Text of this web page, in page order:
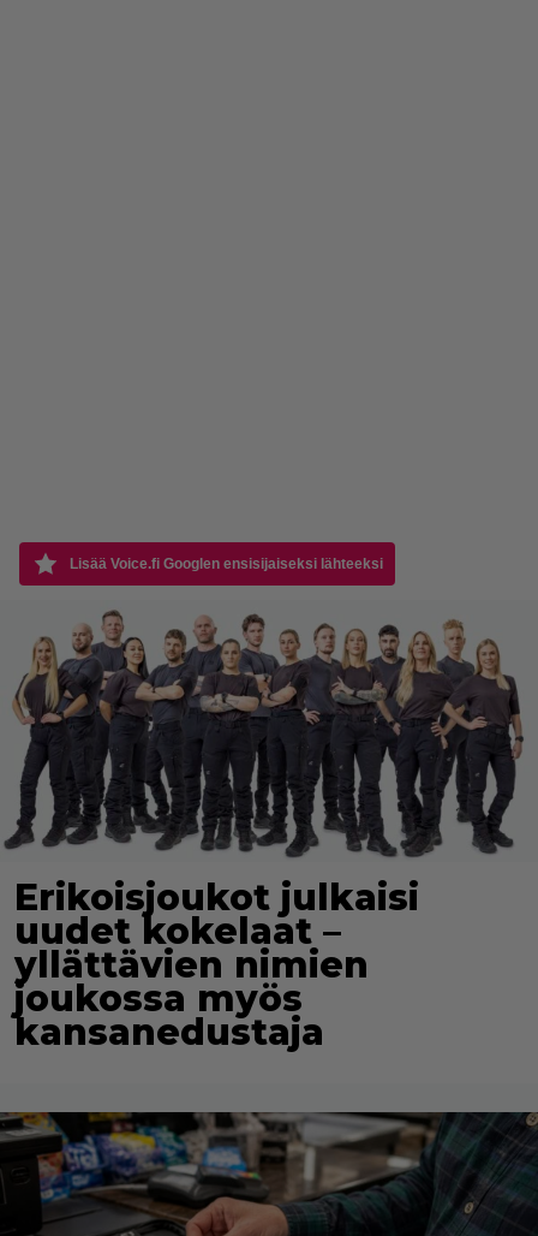
Lisää Voice.fi Googlen ensisijaiseksi lähteeksi
Erikoisjoukot julkaisi
uudet kokelaat –
yllättävien nimien
joukossa myös
kansanedustaja